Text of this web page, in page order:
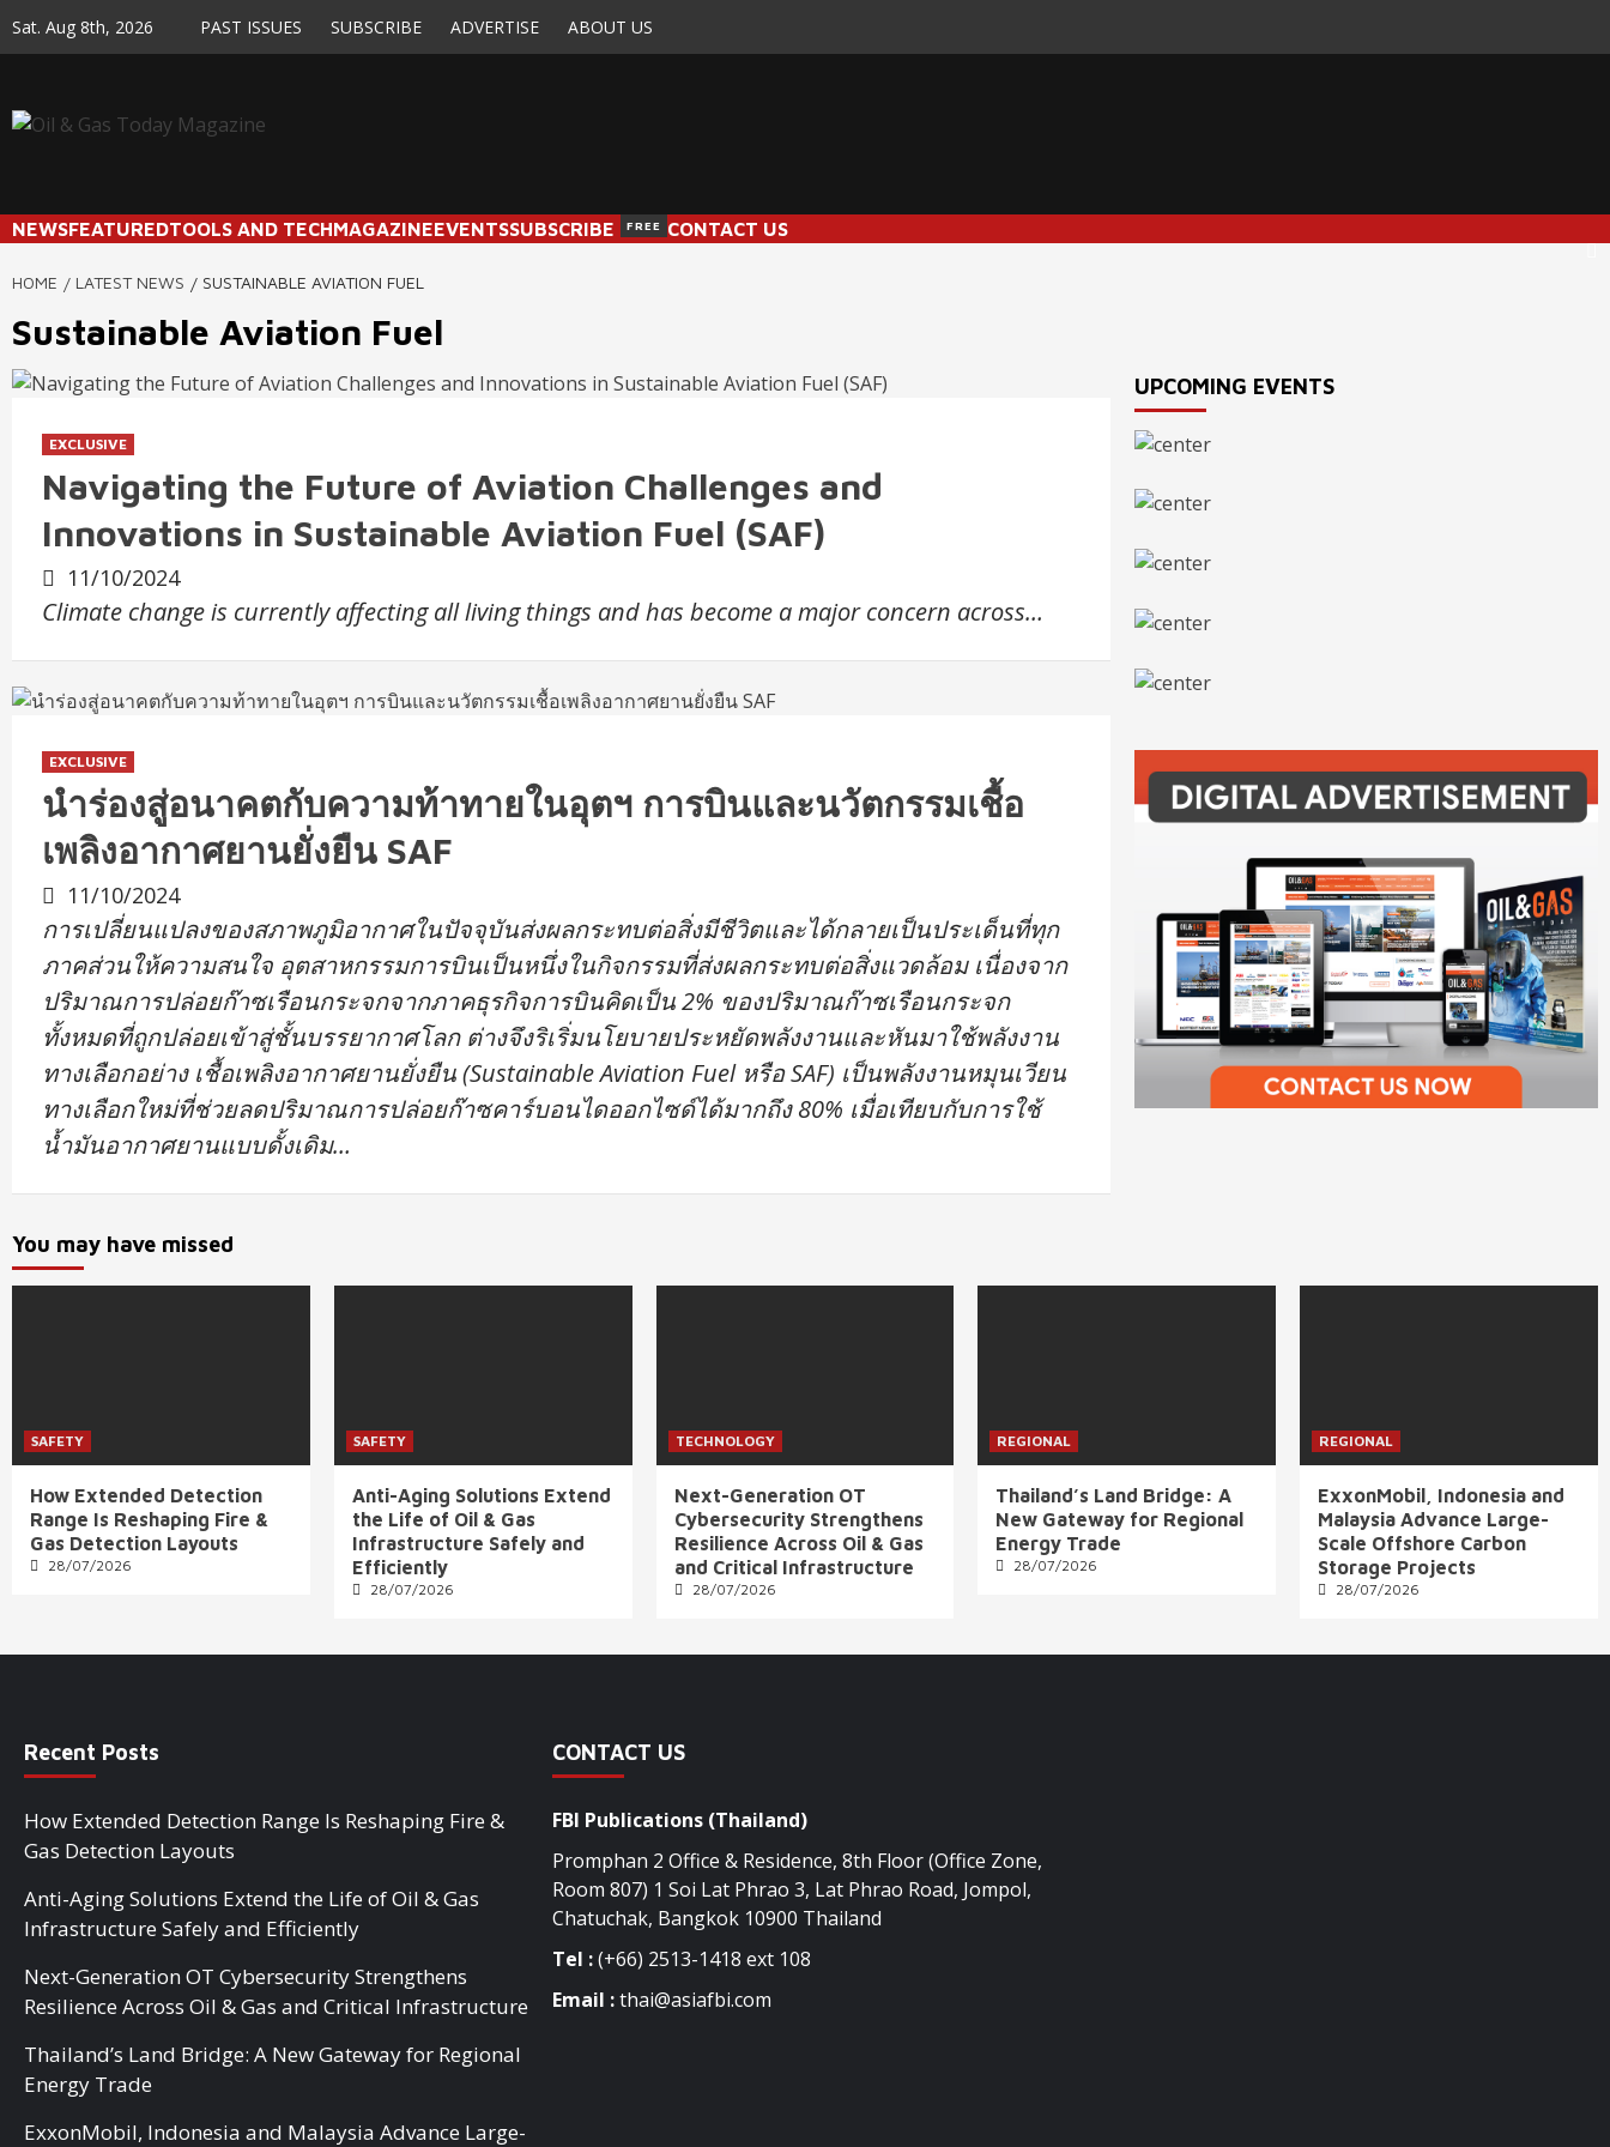
to
Sat. Aug 8th, 2026 PAST ISSUES SUBSCRIBE ADVERTISE ABOUT US
NEWSFEATUREDTOOLS AND TECHMAGAZINEEVENTSSUBSCRIBE FREE CONTACT US
HOME LATEST NEWS SUSTAINABLE AVIATION FUEL
Sustainable Aviation Fuel
EXCLUSIVE
Navigating the Future of Aviation Challenges and
Innovations in Sustainable Aviation Fuel (SAF)
11/10/2024
Climate change is currently affecting all living things and has become a major concern across…
EXCLUSIVE
นำร่องสู่อนาคตกับความท้าทายในอุตฯ การบินและนวัตกรรมเชื้อ
เพลิงอากาศยานยั่งยืน SAF
11/10/2024
การเปลี่ยนแปลงของสภาพภูมิอากาศในปัจจุบันส่งผลกระทบต่อสิ่งมีชีวิตและได้กลายเป็นประเด็นที่ทุก
ภาคส่วนให้ความสนใจ อุตสาหกรรมการบินเป็นหนึ่งในกิจกรรมที่ส่งผลกระทบต่อสิ่งแวดล้อม เนื่องจาก
ปริมาณการปล่อยก๊าซเรือนกระจกจากภาคธุรกิจการบินคิดเป็น 2% ของปริมาณก๊าซเรือนกระจก
ทั้งหมดที่ถูกปล่อยเข้าสู่ชั้นบรรยากาศโลก ต่างจึงริเริ่มนโยบายประหยัดพลังงานและหันมาใช้พลังงาน
ทางเลือกอย่าง เชื้อเพลิงอากาศยานยั่งยืน (Sustainable Aviation Fuel หรือ SAF) เป็นพลังงานหมุนเวียน
ทางเลือกใหม่ที่ช่วยลดปริมาณการปล่อยก๊าซคาร์บอนไดออกไซด์ได้มากถึง 80% เมื่อเทียบกับการใช้
น้ำมันอากาศยานแบบดั้งเดิม…
UPCOMING EVENTS
You may have missed
SAFETY
How Extended Detection
Range Is Reshaping Fire &
Gas Detection Layouts
28/07/2026
SAFETY
Anti-Aging Solutions Extend
the Life of Oil & Gas
Infrastructure Safely and
Efficiently
28/07/2026
TECHNOLOGY
Next-Generation OT
Cybersecurity Strengthens
Resilience Across Oil & Gas
and Critical Infrastructure
28/07/2026
REGIONAL
Thailand’s Land Bridge: A
New Gateway for Regional
Energy Trade
28/07/2026
REGIONAL
ExxonMobil, Indonesia and
Malaysia Advance Large-
Scale Offshore Carbon
Storage Projects
28/07/2026
Recent Posts
How Extended Detection Range Is Reshaping Fire &
Gas Detection Layouts
Anti-Aging Solutions Extend the Life of Oil & Gas
Infrastructure Safely and Efficiently
Next-Generation OT Cybersecurity Strengthens
Resilience Across Oil & Gas and Critical Infrastructure
Thailand’s Land Bridge: A New Gateway for Regional
Energy Trade
ExxonMobil, Indonesia and Malaysia Advance Large-
CONTACT US
FBI Publications (Thailand)
Promphan 2 Office & Residence, 8th Floor (Office Zone,
Room 807) 1 Soi Lat Phrao 3, Lat Phrao Road, Jompol,
Chatuchak, Bangkok 10900 Thailand
Tel :(+66) 2513-1418 ext 108
Email :thai@asiafbi.com